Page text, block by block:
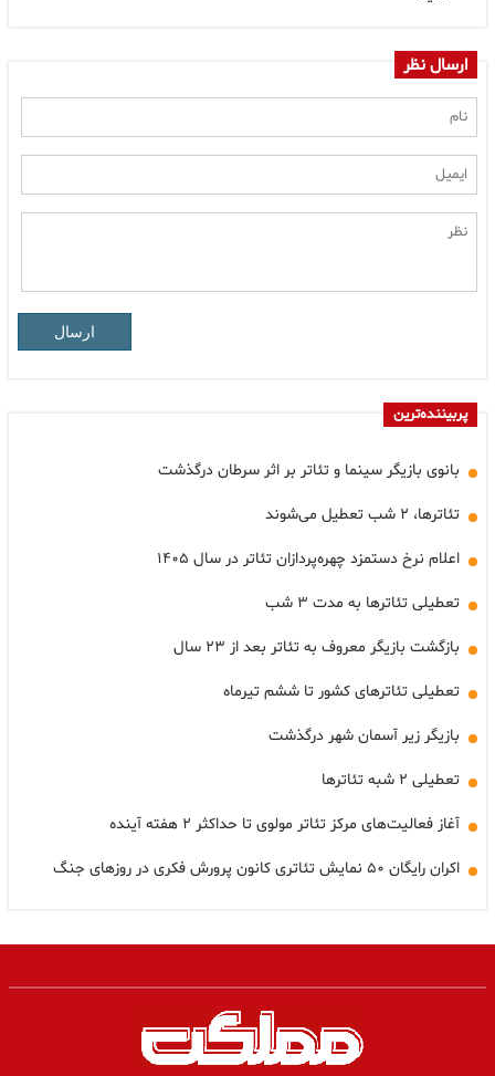
ارسال نظر
ارسال
پربیننده‌ترین
بانوی بازیگر سینما و تئاتر بر اثر سرطان درگذشت
تئاترها، ٢ شب تعطیل می‌شوند
اعلام نرخ دستمزد چهره‌پردازان تئاتر در سال ۱۴۰۵
تعطیلی تئاترها به مدت ٣ شب
بازگشت بازیگر معروف به تئاتر بعد از ۲۳ سال
تعطیلی تئاترهای کشور تا ششم تیرماه
بازیگر زیر آسمان شهر درگذشت
تعطیلی ۲ شبه تئاترها
آغاز فعالیت‌های مرکز تئاتر مولوی تا حداکثر ۲ هفته آینده
اکران رایگان ۵۰ نمایش تئاتری کانون پرورش فکری در روزهای جنگ